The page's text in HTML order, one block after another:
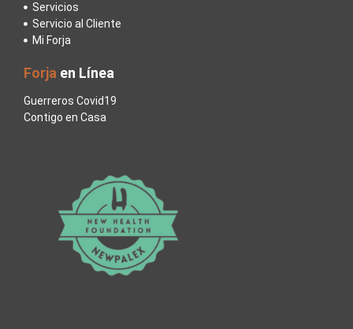
Servicios
Servicio al Cliente
Mi Forja
Forja en Línea
Guerreros Covid19
Contigo en Casa